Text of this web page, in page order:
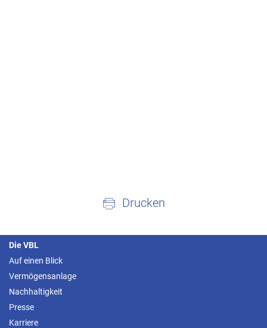
Drucken
Die VBL
Auf einen Blick
Vermögensanlage
Nachhaltigkeit
Presse
Karriere